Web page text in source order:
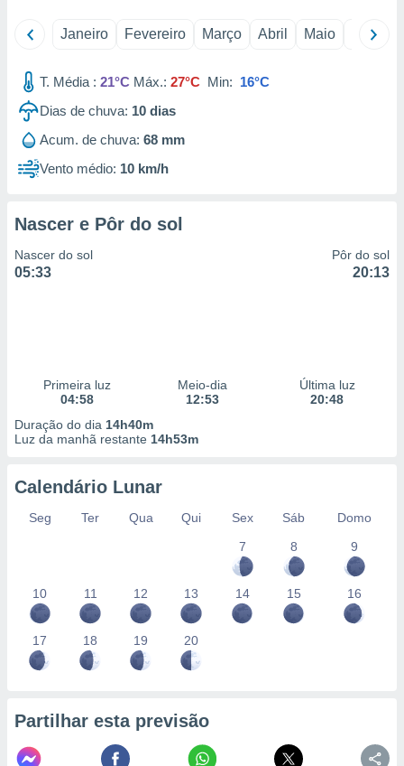
criar
medir
medir o
dos
os
através
estudos
de
Janeiro Fevereiro Março Abril Maio Junho
T. Média : 21°C Máx.: 27°C Min: 16°C
Dias de chuva: 10 dias
Acum. de chuva: 68 mm
Vento médio: 10 km/h
Nascer e Pôr do sol
Nascer do sol
05:33
Pôr do sol
20:13
Primeira luz
04:58
Meio-dia
12:53
Última luz
20:48
Duração do dia 14h40m
Luz da manhã restante 14h53m
Calendário Lunar
Seg Ter Qua Qui Sex Sáb
Domo
7
8 9
10 11 12 13 14 15 16
17 18 19 20
Partilhar esta previsão